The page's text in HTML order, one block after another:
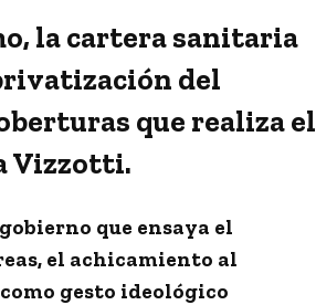
la cartera sanitaria
del
que realiza el
Vizzotti.
que ensaya el
el achicamiento al
gesto ideológico